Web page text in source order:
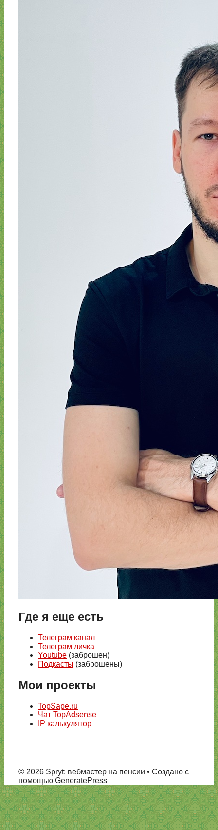
Где я еще есть
Телеграм канал
Телеграм личка
Youtube (заброшен)
Подкасты (заброшены)
Мои проекты
TopSape.ru
Чат TopAdsense
IP калькулятор
© 2026 Spryt: вебмастер на пенсии • Создано с
помощью GeneratePress